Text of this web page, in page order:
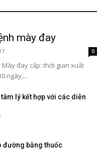
mày đay
0
đay cấp: thời gian xuất
ngày,...
lý kết hợp với các diễn
đường bằng thuốc